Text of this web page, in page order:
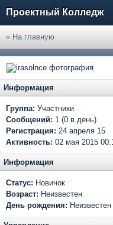
Проектный Колледж
« На главную
Информация
Группа: Участники
Сообщений: 1 (0 в день)
Регистрация: 24 апреля 15
Активность: 02 мая 2015
Информация
Статус: Новичок
Возраст: Неизвестен
День рождения: Неизвестен